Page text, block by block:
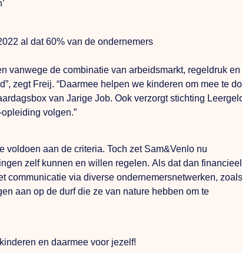
al dat 60% van de ondernemers
vanwege de combinatie van arbeidsmarkt, regeldruk en
zegt Freij. “Daarmee helpen we kinderen om mee te
van Jarige Job.Ookverzorgt stichting
volgen.”
aan de criteria. Toch zet Sam&Venlo nu
zelf kunnen en willen regelen.Alsdat dan
communicatie via diverse ondernemersnetwerken, zoals
aan op de durf die ze van nature hebben om te
en daarmee voor jezelf!